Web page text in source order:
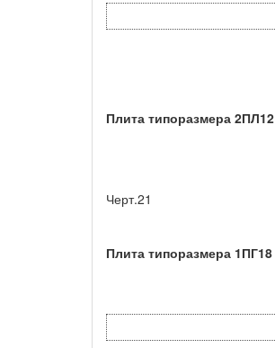
Плита типоразмера 2ПЛ12
Черт.21
Плита типоразмера 1ПГ18